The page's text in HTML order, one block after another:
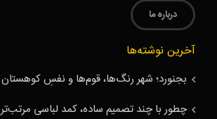
درباره ما
آخرین نوشته‌ها
بجنورد؛ شهر رنگ‌ها، قوم‌ها و نفسِ کوهستان
چطور با چند تصمیم ساده، کمد لباسی